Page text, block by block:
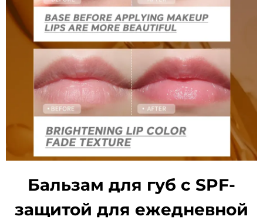
Бальзам для губ с SPF-
защитой для ежедневной